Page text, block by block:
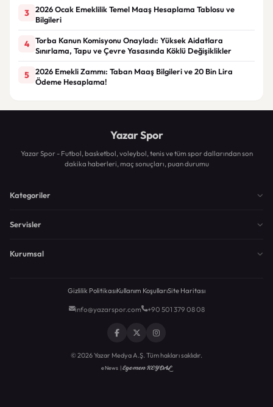
3
2026 Ocak Emeklilik Temel Maaş Hesaplama Tablosu ve
Bilgileri
4
Torba Kanun Komisyonu Onayladı: Yüksek Aidatlara
Sınırlama, Tapu ve Çevre Yasasında Köklü Değişiklikler
5
2026 Emekli Zammı: Taban Maaş Bilgileri ve 20 Bin Lira
Ödeme Hesaplama!
Yazar Spor
Yazar Spor - Futbol, basketbol, voleybol, tenis ve tüm spor dallarından son
dakika haberleri, maç sonuçları, puan durumu
Kategoriler
Servisler
Kurumsal
Gizlilik PolitikasıKullanım KoşullarıSite Haritası
info@yazarspor.com +90 501 379 08 08
© 2026 Yazar Medya A.Ş. Tüm hakları saklıdır.
eNews |Egemen KEYDAL